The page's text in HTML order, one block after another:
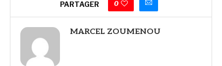
PARTAGER 0
MARCEL ZOUMENOU